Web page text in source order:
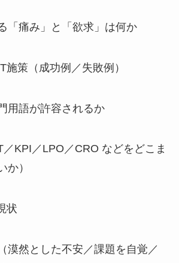
「痛み」と「欲求」は何か
施策（成功例／失敗例）
用語が許容されるか
KPI／LPO／CRO などをどこま
か）
状
漠然とした不安／課題を自覚／